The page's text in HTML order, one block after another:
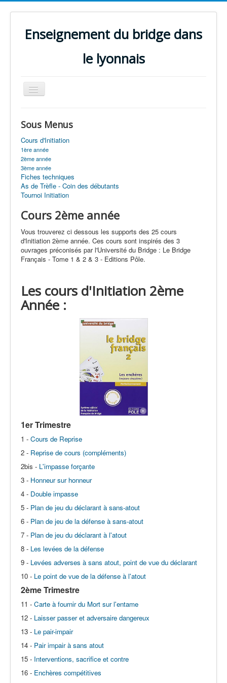
Enseignement du bridge dans
le lyonnais
Basculer
la
Perfectionnement
Initiation
Enseignants
Annales
Quiz
Projets
Label
Arbitrage
Liens
Sous Menus
Cours d'Initiation
1ère année
2ème année
3ème année
Fiches techniques
As de Trèfle - Coin des débutants
Tournoi Initiation
Cours 2ème année
Vous trouverez ci dessous les supports des 25 cours
d'Initiation 2ème année. Ces cours sont inspirés des 3
ouvrages préconisés par l'Université du Bridge : Le Bridge
Français - Tome 1 & 2 & 3 - Editions Pôle.
Les cours d'Initiation 2ème
Année :
1er Trimestre
1 - Cours de Reprise
2 - Reprise de cours (compléments)
2bis - L'impasse forçante
3 - Honneur sur honneur
4 - Double impasse
5 - Plan de jeu du déclarant à sans-atout
6 - Plan de jeu de la défense à sans-atout
7 - Plan de jeu du déclarant à l'atout
8 - Les levées de la défense
9 - Levées adverses à sans atout, point de vue du déclarant
10 - Le point de vue de la défense à l'atout
2ème Trimestre
11 - Carte à fournir du Mort sur l'entame
12 - Laisser passer et adversaire dangereux
13 - Le pair-impair
14 - Pair impair à sans atout
15 - Interventions, sacrifice et contre
16 - Enchères compétitives